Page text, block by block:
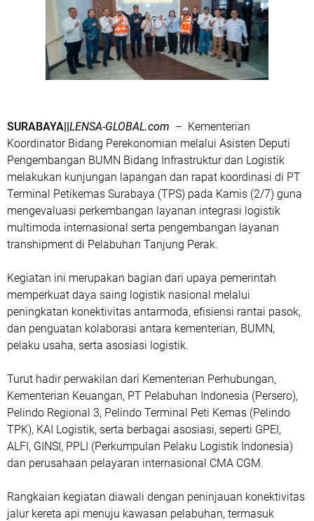
SURABAYA||LENSA-GLOBAL.com – Kementerian
Koordinator Bidang Perekonomian melalui Asisten Deputi
Pengembangan BUMN Bidang Infrastruktur dan Logistik
melakukan kunjungan lapangan dan rapat koordinasi di PT
Terminal Petikemas Surabaya (TPS) pada Kamis (2/7) guna
mengevaluasi perkembangan layanan integrasi logistik
multimoda internasional serta pengembangan layanan
transhipment di Pelabuhan Tanjung Perak.
Kegiatan ini merupakan bagian dari upaya pemerintah
memperkuat daya saing logistik nasional melalui
peningkatan konektivitas antarmoda, efisiensi rantai pasok,
dan penguatan kolaborasi antara kementerian, BUMN,
pelaku usaha, serta asosiasi logistik.
Turut hadir perwakilan dari Kementerian Perhubungan,
Kementerian Keuangan, PT Pelabuhan Indonesia (Persero),
Pelindo Regional 3, Pelindo Terminal Peti Kemas (Pelindo
TPK), KAI Logistik, serta berbagai asosiasi, seperti GPEI,
ALFI, GINSI, PPLI (Perkumpulan Pelaku Logistik Indonesia)
dan perusahaan pelayaran internasional CMA CGM.
Rangkaian kegiatan diawali dengan peninjauan konektivitas
jalur kereta api menuju kawasan pelabuhan, termasuk